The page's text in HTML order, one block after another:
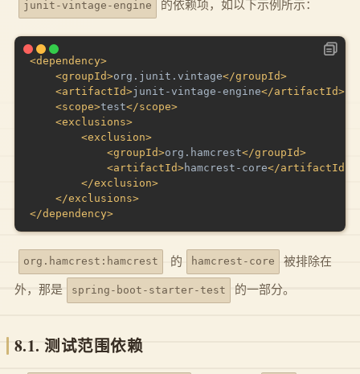
junit-vintage-engine 的依赖项，如以下示例所示：
<dependency>
<groupId>org.junit.vintage</groupId>
<artifactId>junit-vintage-engine</artifactId>
<scope>test</scope>
<exclusions>
<exclusion>
<groupId>org.hamcrest</groupId>
<artifactId>hamcrest-core</artifactId
</exclusion>
</exclusions>
</dependency>
org.hamcrest:hamcrest 的 hamcrest-core
被排除在
外，那是
spring-boot-starter-test 的一部分。
8.1. 测试范围依赖